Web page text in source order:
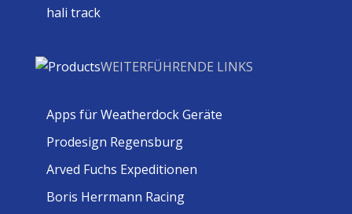
hali track
WEITERFÜHRENDE LINKS
Apps für Weatherdock Geräte
Prodesign Regensburg
Arved Fuchs Expeditionen
Boris Herrmann Racing